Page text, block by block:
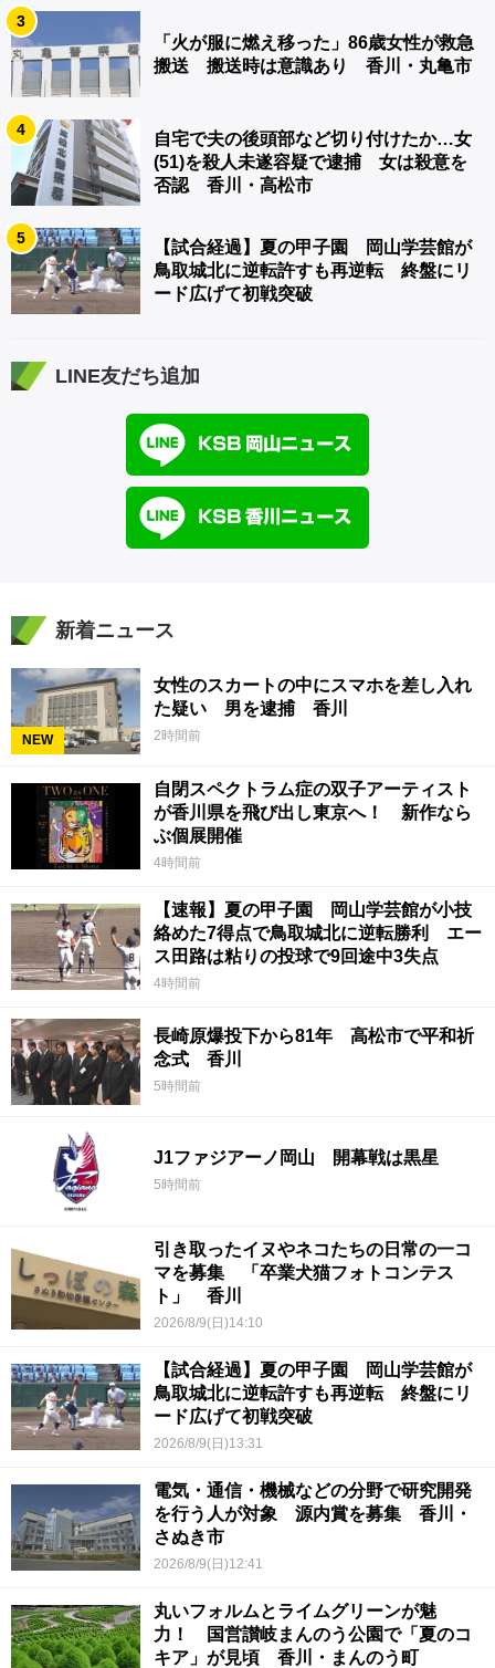
3
「火が服に燃え移った」86歳女性が救急
搬送 搬送時は意識あり 香川・丸亀市
4
自宅で夫の後頭部など切り付けたか…女
(51)を殺人未遂容疑で逮捕 女は殺意を
否認 香川・高松市
5
【試合経過】夏の甲子園 岡山学芸館が
鳥取城北に逆転許すも再逆転 終盤にリ
ード広げて初戦突破
LINE友だち追加
新着ニュース
NEW
女性のスカートの中にスマホを差し入れ
た疑い 男を逮捕 香川
2時間前
自閉スペクトラム症の双子アーティスト
が香川県を飛び出し東京へ！ 新作なら
ぶ個展開催
4時間前
【速報】夏の甲子園 岡山学芸館が小技
絡めた7得点で鳥取城北に逆転勝利 エー
ス田路は粘りの投球で9回途中3失点
4時間前
長崎原爆投下から81年 高松市で平和祈
念式 香川
5時間前
J1ファジアーノ岡山 開幕戦は黒星
5時間前
引き取ったイヌやネコたちの日常の一コ
マを募集 「卒業犬猫フォトコンテス
ト」 香川
2026/8/9(日)14:10
【試合経過】夏の甲子園 岡山学芸館が
鳥取城北に逆転許すも再逆転 終盤にリ
ード広げて初戦突破
2026/8/9(日)13:31
電気・通信・機械などの分野で研究開発
を行う人が対象 源内賞を募集 香川・
さぬき市
2026/8/9(日)12:41
丸いフォルムとライムグリーンが魅
力！ 国営讃岐まんのう公園で「夏のコ
キア」が見頃 香川・まんのう町